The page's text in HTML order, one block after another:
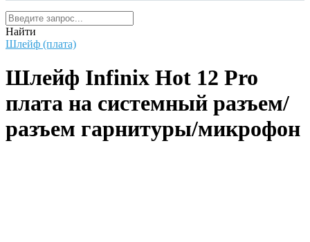
Найти
Шлейф (плата)
Шлейф Infinix Hot 12 Pro
плата на системный разъем/
разъем гарнитуры/микрофон